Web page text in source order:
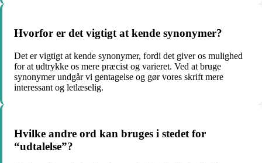
Hvorfor er det vigtigt at kende synonymer?
Det er vigtigt at kende synonymer, fordi det giver os mulighed
for at udtrykke os mere præcist og varieret. Ved at bruge
synonymer undgår vi gentagelse og gør vores skrift mere
interessant og letlæselig.
Hvilke andre ord kan bruges i stedet for
“udtalelse”?